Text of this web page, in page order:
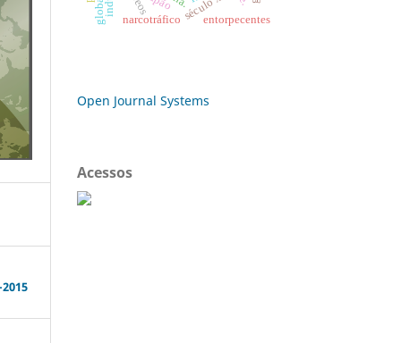
entorpecentes
narcotráfico
Open Journal Systems
Acessos